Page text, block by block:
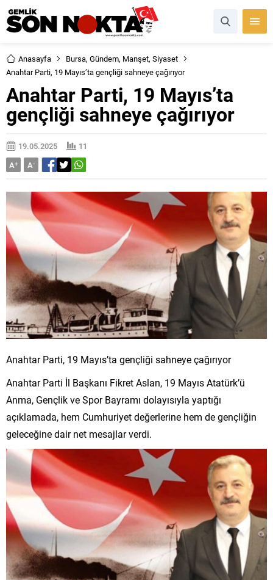
Anasayfa Bursa, Gündem, Manşet, Siyaset
Anahtar Parti, 19 Mayıs’ta gençliği sahneye çağırıyor
Anahtar Parti, 19 Mayıs’ta
gençliği sahneye çağırıyor
19.05.2025
11
A+ A-
Anahtar Parti, 19 Mayıs’ta gençliği sahneye çağırıyor
Anahtar Parti İl Başkanı Fikret Aslan, 19 Mayıs Atatürk’ü
Anma, Gençlik ve Spor Bayramı dolayısıyla yaptığı
açıklamada, hem Cumhuriyet değerlerine hem de gençliğin
geleceğine dair net mesajlar verdi.